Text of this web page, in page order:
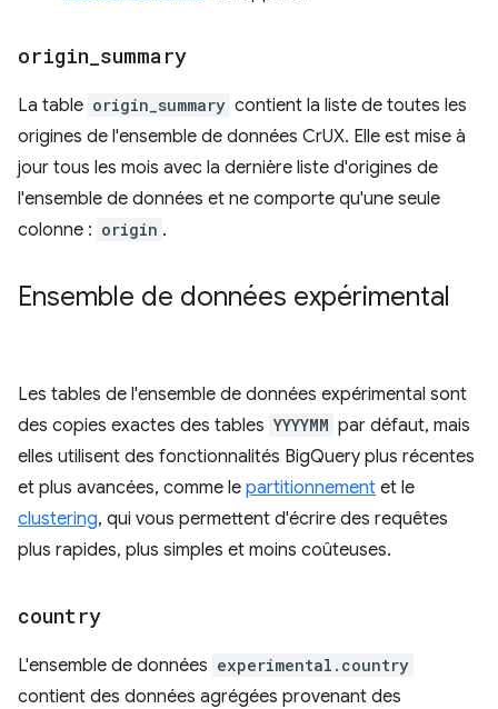
origin summary
La table origin_summary contient la liste de toutes les
origines de l'ensemble de données CrUX. Elle est mise à
jour tous les mois avec la dernière liste d'origines de
l'ensemble de données et ne comporte qu'une seule
colonne : origin .
Ensemble de données expérimental
Les tables de l'ensemble de données expérimental sont
des copies exactes des tables YYYYMM par défaut, mais
elles utilisent des fonctionnalités BigQuery plus récentes
et plus avancées, comme le partitionnement et le
clustering, qui vous permettent d'écrire des requêtes
plus rapides, plus simples et moins coûteuses.
country
L'ensemble de données experimental.country
contient des données agrégées provenant des